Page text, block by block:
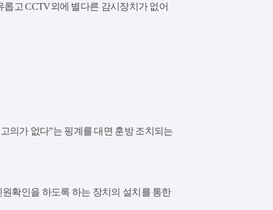
고 CCTV외에 별다른 감시장치가 없어
의가 없다”는 핑계를 대면 훈방 조치되는
확인을 하도록 하는 장치의 설치를 통한